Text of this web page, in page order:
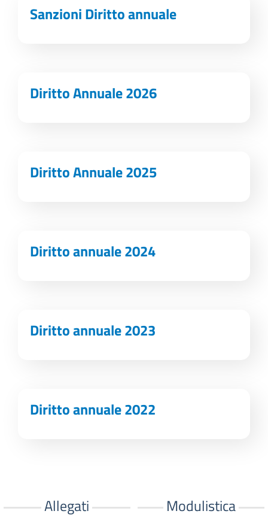
Sanzioni Diritto annuale
Diritto Annuale 2026
Diritto Annuale 2025
Diritto annuale 2024
Diritto annuale 2023
Diritto annuale 2022
Allegati Modulistica